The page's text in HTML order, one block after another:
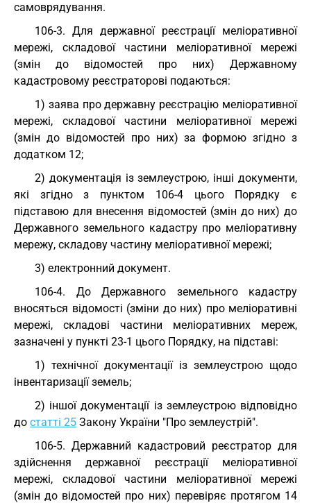
самоврядування.
106-3. Для державної реєстрації меліоративної
мережі, складової частини меліоративної мережі
(змін до відомостей про них) Державному
кадастровому реєстраторові подаються:
1) заява про державну реєстрацію меліоративної
мережі, складової частини меліоративної мережі
(змін до відомостей про них) за формою згідно з
додатком 12;
2) документація із землеустрою, інші документи,
які згідно з пунктом 106-4 цього Порядку є
підставою для внесення відомостей (змін до них) до
Державного земельного кадастру про меліоративну
мережу, складову частину меліоративної мережі;
3) електронний документ.
106-4. До Державного земельного кадастру
вносяться відомості (зміни до них) про меліоративні
мережі, складові частини меліоративних мереж,
зазначені у пункті 23-1 цього Порядку, на підставі:
1) технічної документації із землеустрою щодо
інвентаризації земель;
2) іншої документації із землеустрою відповідно
до статті 25 Закону України "Про землеустрій".
106-5. Державний кадастровий реєстратор для
здійснення державної реєстрації меліоративної
мережі, складової частини меліоративної мережі
(змін до відомостей про них) перевіряє протягом 14